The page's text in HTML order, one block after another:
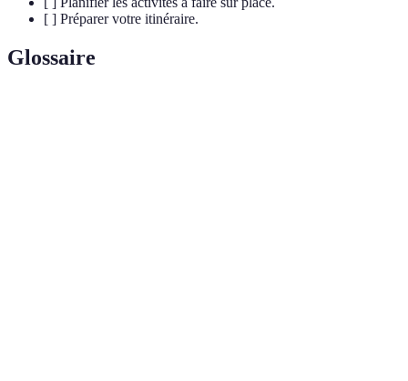
[ ] Préparer votre itinéraire.
Glossaire